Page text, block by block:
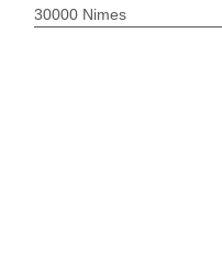
30000 Nimes